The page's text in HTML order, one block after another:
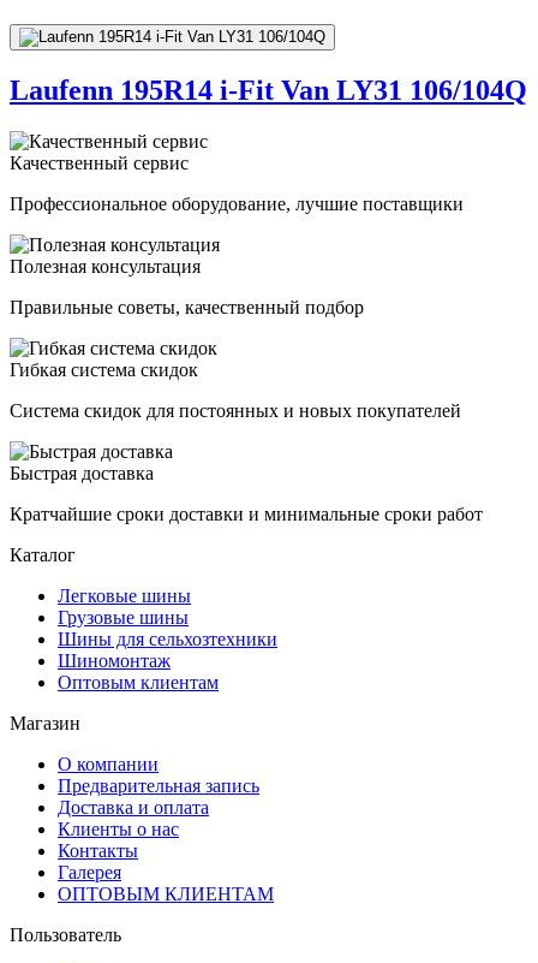
Laufenn 195R14 i-Fit Van LY31 106/104Q
Качественный сервис
Профессиональное оборудование, лучшие поставщики
Полезная консультация
Правильные советы, качественный подбор
Гибкая система скидок
Система скидок для постоянных и новых покупателей
Быстрая доставка
Кратчайшие сроки доставки и минимальные сроки работ
Каталог
Легковые шины
Грузовые шины
Шины для сельхозтехники
Шиномонтаж
Оптовым клиентам
Магазин
О компании
Предварительная запись
Доставка и оплата
Клиенты о нас
Контакты
Галерея
ОПТОВЫМ КЛИЕНТАМ
Пользователь